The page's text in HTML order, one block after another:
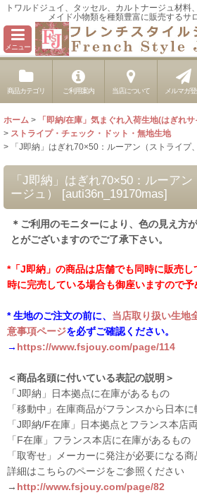
トワルドジュイ、タッセル、カルトナージュ材料
メイド小物類を種類豊富に販売するサ
メニュー
商品カテゴリ ご利用案内 当店について メルマガ
ホーム >
「即納/在庫」気まぐれ入荷生地(はぎれ
> ストライプ・チェック・ドット・無地生地
>
「J即納」はぎれ70×50：ルーアン（ストライプ
「J即納」はぎれ70×50：ルーア
ージュ）
[auti36n_19170mas]
＊ご利用のモニターにより、色の見え方
とがございますのでご了承下さい。
*「J即納」の商品は店舗でも同時に販売
時に完売している場合も御座いますので
* 生地のご注文の前に、 当店取り扱い生地
意事項ページを必ずご確認ください。
→ https://www.fsjouy.com/page/114
＜商品名頭に付いている表記の説明＞
「J即納」日本拠点に在庫があるもの
「移動中」在庫商品がフランスから日本
「J即納/F在庫」日本拠点とフランス本店
「F在庫」フランス本店に在庫があるもの
「取寄せ」メーカーに発注が必要になる商
詳細はこちらのページをご参照ください
→ http://www.fsjouy.com/page/82